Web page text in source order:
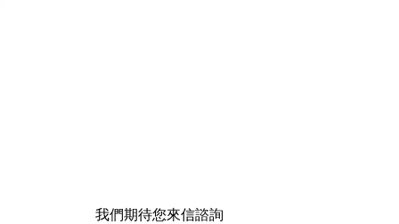
​我們期待您來信諮詢